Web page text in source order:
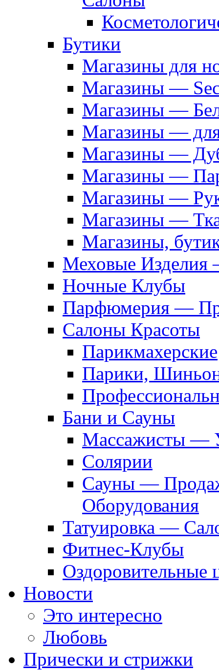
Бутики
Магазины для
Магазины —
Магазины —
Магазины —
Магазины —
Магазины —
Магазины —
Магазины —
Магазины,
Меховые Изделия
Ночные Клубы
Парфюмерия —
Салоны Красоты
Парикмахерские
Парики,
Бани и Сауны
Массажисты —
Солярии
Сауны —
Оборудования
Татуировка —
Фитнес-Клубы
Оздоровительные
Новости
Это интересно
Любовь
Прически и стрижки